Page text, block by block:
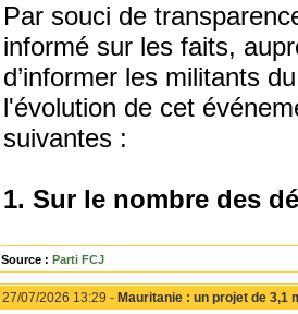
Par souci de
informé sur les faits,
d’informer les militants
l'évolution de cet
suivantes :
1. Sur le nombre des
Source : Parti FCJ
27/07/2026 13:29 - Mauritanie : un projet de